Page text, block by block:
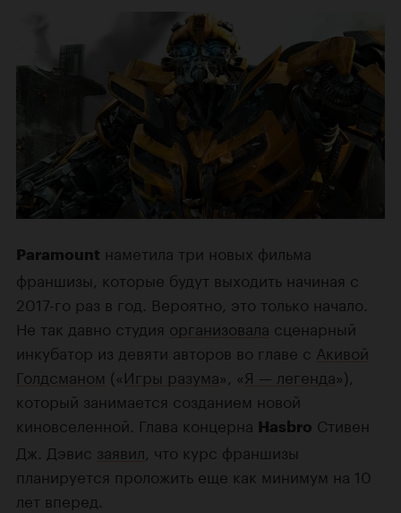
Paramount наметила три новых фильма
франшизы, которые будут выходить начиная с
2017-го раз в год. Вероятно, это только начало.
Не так давно студия организовала сценарный
инкубатор из девяти авторов во главе с Акивой
Голдсманом («Игры разума», «Я — легенда»),
который занимается созданием новой
киновселенной. Глава концерна Hasbro Стивен
Дж. Дэвис заявил , что курс франшизы
планируется проложить еще как минимум на 10
лет вперед.